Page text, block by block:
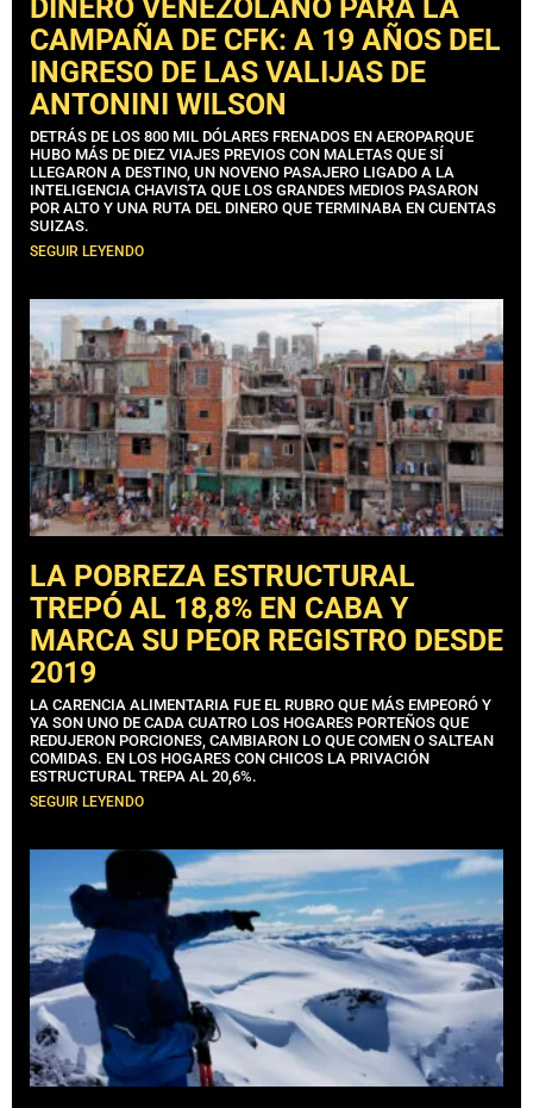
DINERO VENEZOLANO PARA LA
CAMPAÑA DE CFK: A 19 AÑOS DEL
INGRESO DE LAS VALIJAS DE
ANTONINI WILSON
DETRÁS DE LOS 800 MIL DÓLARES FRENADOS EN AEROPARQUE
HUBO MÁS DE DIEZ VIAJES PREVIOS CON MALETAS QUE SÍ
LLEGARON A DESTINO, UN NOVENO PASAJERO LIGADO A LA
INTELIGENCIA CHAVISTA QUE LOS GRANDES MEDIOS PASARON
POR ALTO Y UNA RUTA DEL DINERO QUE TERMINABA EN CUENTAS
SUIZAS.
SEGUIR LEYENDO
LA POBREZA ESTRUCTURAL
TREPÓ AL 18,8% EN CABA Y
MARCA SU PEOR REGISTRO DESDE
2019
LA CARENCIA ALIMENTARIA FUE EL RUBRO QUE MÁS EMPEORÓ Y
YA SON UNO DE CADA CUATRO LOS HOGARES PORTEÑOS QUE
REDUJERON PORCIONES, CAMBIARON LO QUE COMEN O SALTEAN
COMIDAS. EN LOS HOGARES CON CHICOS LA PRIVACIÓN
ESTRUCTURAL TREPA AL 20,6%.
SEGUIR LEYENDO